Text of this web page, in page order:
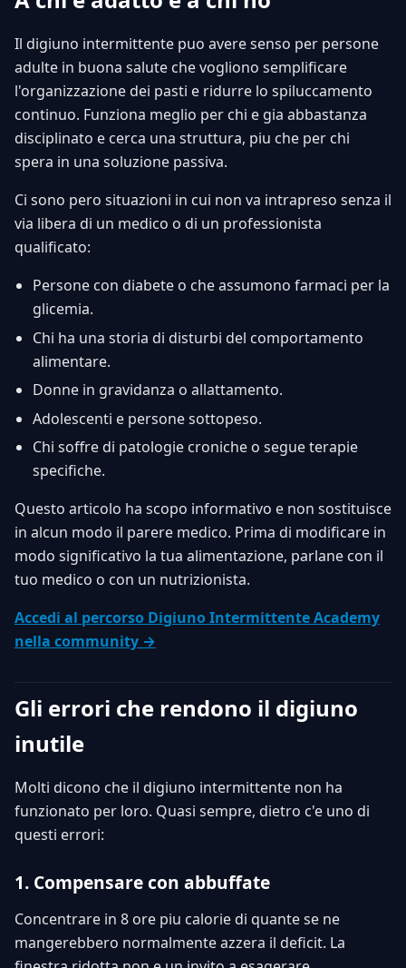
Il digiuno intermittente puo avere senso per persone
adulte in buona salute che vogliono semplificare
l'organizzazione dei pasti e ridurre lo spiluccamento
continuo. Funziona meglio per chi e gia abbastanza
disciplinato e cerca una struttura, piu che per chi
spera in una soluzione passiva.
Ci sono pero situazioni in cui non va intrapreso senza il
via libera di un medico o di un professionista
qualificato:
Persone con diabete o che assumono farmaci per la
glicemia.
Chi ha una storia di disturbi del comportamento
alimentare.
Donne in gravidanza o allattamento.
Adolescenti e persone sottopeso.
Chi soffre di patologie croniche o segue terapie
specifiche.
Questo articolo ha scopo informativo e non sostituisce
in alcun modo il parere medico. Prima di modificare in
modo significativo la tua alimentazione, parlane con il
tuo medico o con un nutrizionista.
Accedi al percorso Digiuno Intermittente Academy
nella community →
Gli errori che rendono il digiuno
inutile
Molti dicono che il digiuno intermittente non ha
funzionato per loro. Quasi sempre, dietro c'e uno di
questi errori:
1. Compensare con abbuffate
Concentrare in 8 ore piu calorie di quante se ne
mangerebbero normalmente azzera il deficit. La